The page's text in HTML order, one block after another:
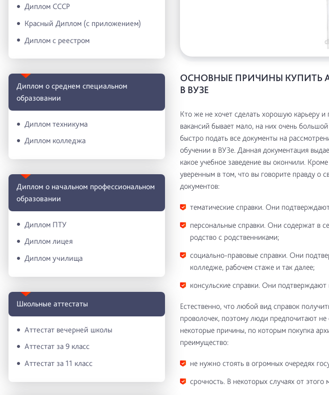
Диплом СССР
Красный Диплом (с приложением)
Диплом с реестром
Диплом о среднем специальном
образовании
Диплом техникума
Диплом колледжа
Диплом о начальном профессиональном
oбразовании
Диплом ПТУ
Диплом лицея
Диплом училища
Школьные аттестаты
Аттестат вечерней школы
Аттестат за 9 класс
Аттестат за 11 класс
ОСНОВНЫЕ ПРИЧИНЫ КУПИТЬ
В ВУЗЕ
Кто же не хочет сделать хорошую карьеру
вакансий бывает мало, на них очень
быстро подать все документы на
обучении в ВУЗе. Данная документация
какое учебное заведение вы окончили.
уверенным в том, что вы говорите правду о
документов:
тематические справки. Они
персональные справки. Они содержат в
родство с родственниками;
социально-правовые справки. Они
колледже, рабочем стаже и так далее;
консульские справки. Они подтверждают
Естественно, что любой вид справок
проволочек, поэтому люди предпочитают не
некоторые причины, по которым покупка
преимущество:
не нужно стоять в огромных очередях
срочность. В некоторых случаях от этого